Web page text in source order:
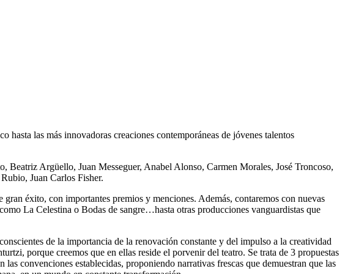
hasta las más innovadoras creaciones contemporáneas de jóvenes talentos
Argüello, Juan Messeguer, Anabel Alonso, Carmen Morales, José Troncoso,
Juan Carlos Fisher.
gran éxito, con importantes premios y menciones. Además, contaremos con nuevas
La Celestina o Bodas de sangre…hasta otras producciones vanguardistas que
de la importancia de la renovación constante y del impulso a la creatividad
porque creemos que en ellas reside el porvenir del teatro. Se trata de 3 propuestas
las convenciones establecidas, proponiendo narrativas frescas que demuestran que las